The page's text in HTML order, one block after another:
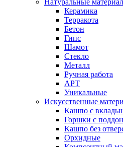
Натуральные
Керамика
Терракота
Бетон
Гипс
Шамот
Стекло
Металл
Ручная работа
АРТ
Уникальные
Искусственные
Кашпо с
Горшки с
Кашпо без
Орхидные